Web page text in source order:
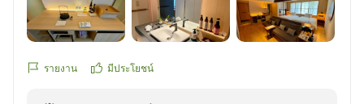
また京都へお越しの際には、ぜひふふ京都へお帰りくだ
さいませ。再びお迎えできます日を、スタッフ一同心よ
りお待ち申し上げております。
他の画像やクチコミの詳細はこちらから
https://review.travel.rakuten.co.jp/hotel/voice/182642?
รายงาน มีประโยชน์